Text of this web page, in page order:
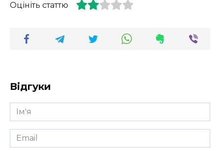
Оцініть статтю
Відгуки
Ім'я
*
Email
*